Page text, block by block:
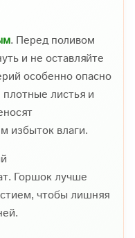
. Перед поливом
и не оставляйте
особенно опасно
листья и
избыток влаги.
Горшок лучше
чтобы лишняя